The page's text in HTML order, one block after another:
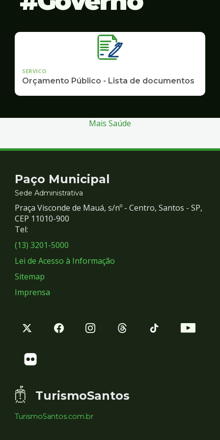
SERVICO
Orçamento Público - Lista de documentos
Mais Saúde
Contato
e
Redes
Sociais
Paço Municipal
Sede Administrativa
Praça Visconde de Mauá, s/nº - Centro, Santos - SP,
CEP 11010-900
Tel:
(13) 3201-5000
Lei de Acesso à Informação
Sitemap
Imprensa
TurismoSantos
TurismoSantos.com.br